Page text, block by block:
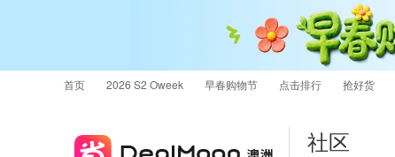
首页 2026 S2 Oweek 早春购物节 点击排行 抢好货
社区